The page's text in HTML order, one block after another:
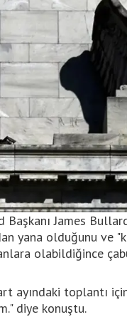
Başkanı James
yana olduğunu ve
olabildiğince
ayındaki toplantı
diye konuştu.